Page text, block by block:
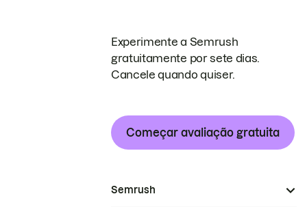
Experimente a Semrush
gratuitamente por sete dias.
Cancele quando quiser.
Começar avaliação gratuita
Semrush